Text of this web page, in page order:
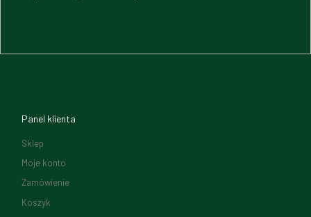
Panel klienta
Sklep
Moje konto
Zamówienie
Koszyk